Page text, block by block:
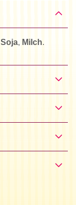
Soja, Milch.